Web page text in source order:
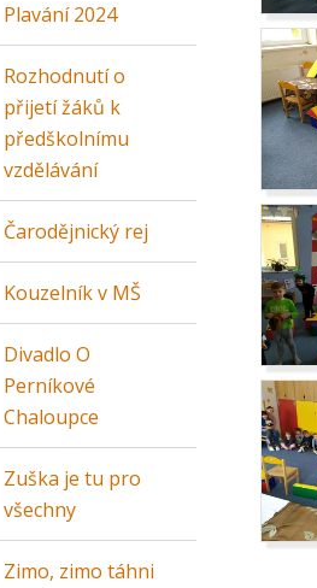
Plavání 2024
Rozhodnutí o
přijetí žáků k
předškolnímu
vzdělávání
Čarodějnický rej
Kouzelník v MŠ
Divadlo O
Perníkové
Chaloupce
Zuška je tu pro
všechny
Zimo, zimo táhni